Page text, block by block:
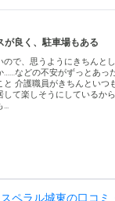
が良く、駐車場もある
で、思うようにきちんと
……などの不安がずっとあっ
と 介護職員がきちんといつ
して楽しそうにしているか
...
ペラル城東の口コミ